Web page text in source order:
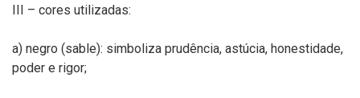
III – cores utilizadas:
a) negro (sable): simboliza prudência, astúcia, honestidade,
poder e rigor;